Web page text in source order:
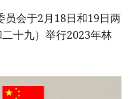
员会于2月18日和19日两
十九）举行2023年林